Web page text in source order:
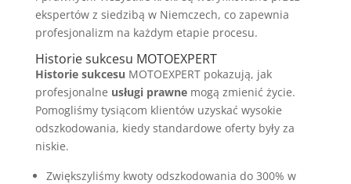
ekspertów z siedzibą w Niemczech, co zapewnia
profesjonalizm na każdym etapie procesu.
Historie sukcesu MOTOEXPERT
Historie sukcesu MOTOEXPERT pokazują, jak
profesjonalne usługi prawnemogą zmienić życie.
Pomogliśmy tysiącom klientów uzyskać wysokie
odszkodowania, kiedy standardowe oferty były za
niskie.
Zwiększyliśmy kwoty odszkodowania do 300% w